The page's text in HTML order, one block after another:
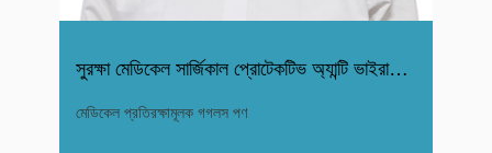
সুরক্ষা মেডিকেল সার্জিকাল প্রোটেকটিভ অ্যান্টি ভাইরাস গগলস
মেডিকেল প্রতিরক্ষামূলক গগলস পণ